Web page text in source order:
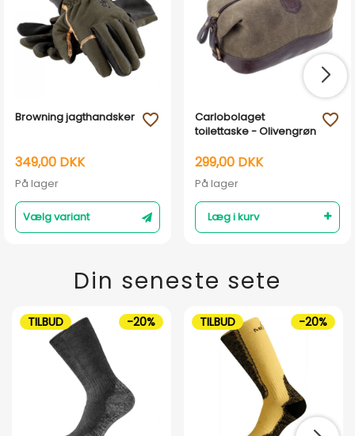
Browning jagthandsker
349,00 DKK
På lager
Vælg variant
favorite_outline
Carlobolaget
toilettaske - Olivengrøn
299,00 DKK
På lager
Læg i kurv
favorite_outline
Din seneste sete
TILBUD -20% TILBUD -20%